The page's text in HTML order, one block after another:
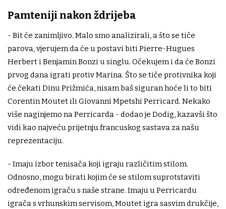
Pamteniji nakon ždrijeba
- Bit će zanimljivo. Malo smo analizirali, a što se tiče
parova, vjerujem da će u postavi biti Pierre-Hugues
Herbert i Benjamin Bonzi u singlu. Očekujem i da će Bonzi
prvog dana igrati protiv Marina. Što se tiče protivnika koji
će čekati Dinu Prižmića, nisam baš siguran hoće li to biti
Corentin Moutet ili Giovanni Mpetshi Perricard. Nekako
više naginjemo na Perricarda - dodao je Dodig, kazavši što
vidi kao najveću prijetnju francuskog sastava za našu
reprezentaciju.
- Imaju izbor tenisača koji igraju različitim stilom.
Odnosno, mogu birati kojim će se stilom suprotstaviti
određenom igraču s naše strane. Imaju u Perricardu
igrača s vrhunskim servisom, Moutet igra sasvim drukčije,